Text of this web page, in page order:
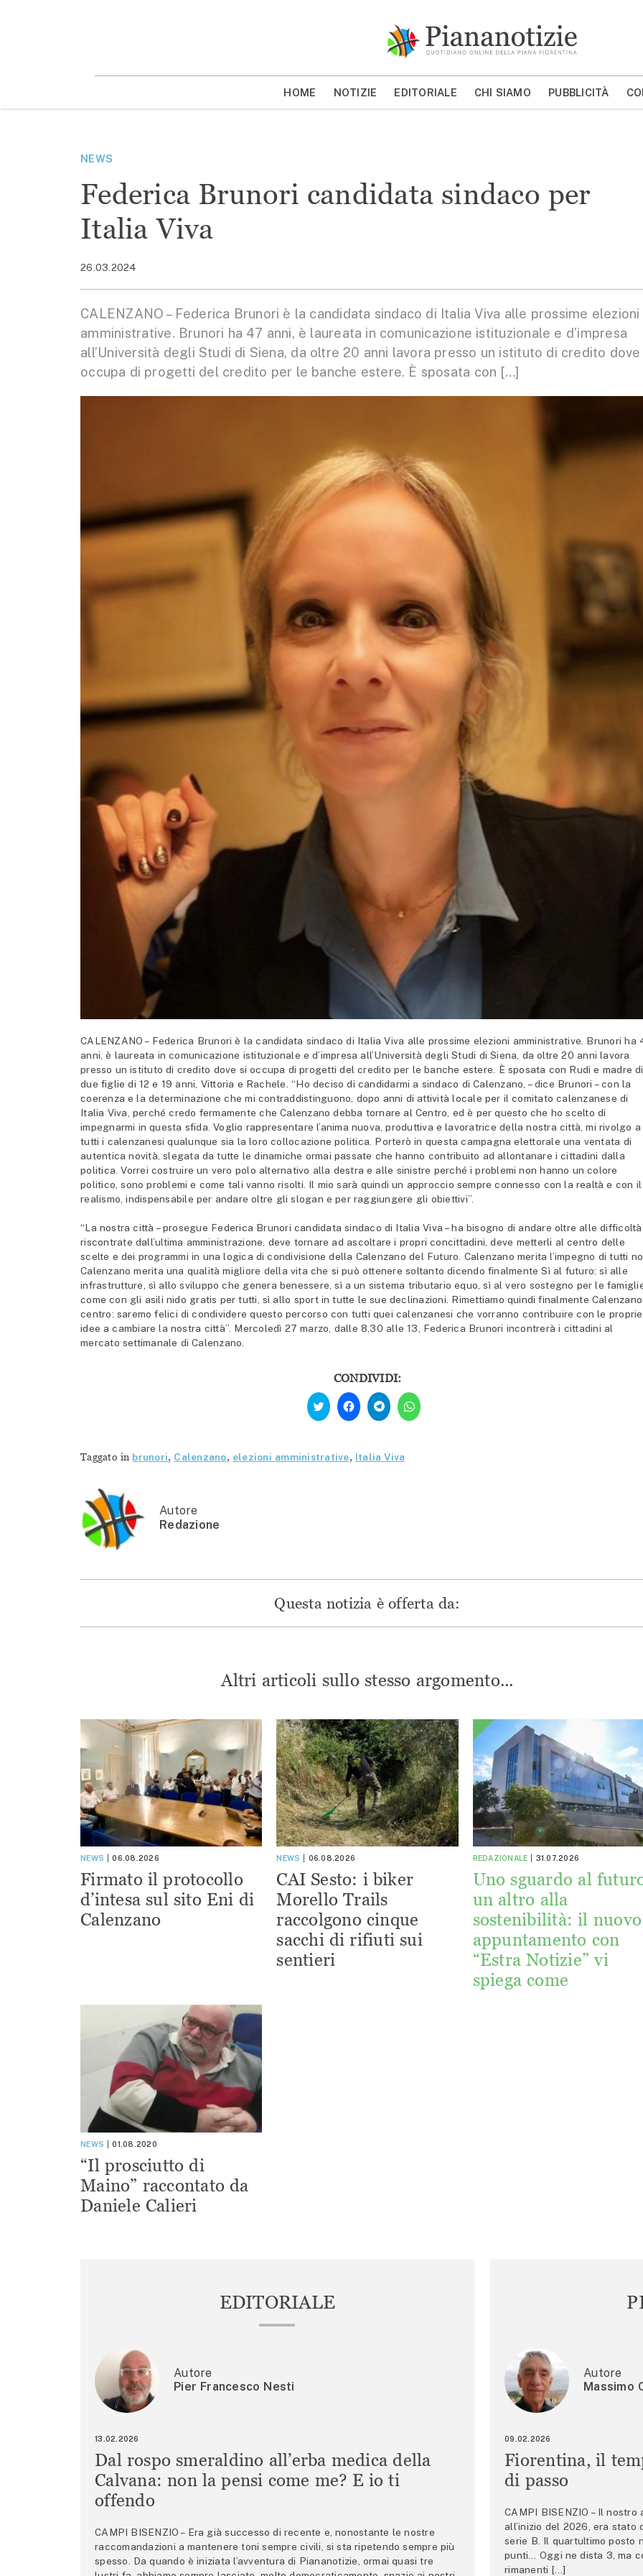
MOSTRA/NASCONDI CERCA
HOME NOTIZIE EDITORIALE CHI SIAMO PUBBLICITÀ
NEWS
Federica Brunori candidata sindaco per
Italia Viva
26.03.2024
CALENZANO – Federica Brunori è la candidata sindaco di Italia Viva alle prossime elezioni
amministrative. Brunori ha 47 anni, è laureata in comunicazione istituzionale e d’impresa
all’Università degli Studi di Siena, da oltre 20 anni lavora presso un istituto di credito dove
occupa di progetti del credito per le banche estere. È sposata con […]
CALENZANO – Federica Brunori è la candidata sindaco di Italia Viva alle prossime elezioni amministrative. Brunori ha
anni, è laureata in comunicazione istituzionale e d’impresa all’Università degli Studi di Siena, da oltre 20 anni lavora
presso un istituto di credito dove si occupa di progetti del credito per le banche estere. È sposata con Rudi e madre di
due figlie di 12 e 19 anni, Vittoria e Rachele. “Ho deciso di candidarmi a sindaco di Calenzano, – dice Brunori – con la
coerenza e la determinazione che mi contraddistinguono, dopo anni di attività locale per il comitato calenzanese di
Italia Viva, perché credo fermamente che Calenzano debba tornare al Centro, ed è per questo che ho scelto di
impegnarmi in questa sfida. Voglio rappresentare l’anima nuova, produttiva e lavoratrice della nostra città, mi rivolgo a
tutti i calenzanesi qualunque sia la loro collocazione politica. Porterò in questa campagna elettorale una ventata di
autentica novità, slegata da tutte le dinamiche ormai passate che hanno contribuito ad allontanare i cittadini dalla
politica. Vorrei costruire un vero polo alternativo alla destra e alle sinistre perché i problemi non hanno un colore
politico, sono problemi e come tali vanno risolti. Il mio sarà quindi un approccio sempre connesso con la realtà e con il
realismo, indispensabile per andare oltre gli slogan e per raggiungere gli obiettivi”.
“La nostra città – prosegue Federica Brunori candidata sindaco di Italia Viva – ha bisogno di andare oltre alle difficoltà
riscontrate dall’ultima amministrazione, deve tornare ad ascoltare i propri concittadini, deve metterli al centro delle
scelte e dei programmi in una logica di condivisione della Calenzano del Futuro. Calenzano merita l’impegno di tutti
Calenzano merita una qualità migliore della vita che si può ottenere soltanto dicendo finalmente Sì al futuro: sì alle
infrastrutture, sì allo sviluppo che genera benessere, sì a un sistema tributario equo, sì al vero sostegno per le
come con gli asili nido gratis per tutti, sì allo sport in tutte le sue declinazioni. Rimettiamo quindi finalmente
centro: saremo felici di condividere questo percorso con tutti quei calenzanesi che vorranno contribuire con le proprie
idee a cambiare la nostra città”. Mercoledì 27 marzo, dalle 8,30 alle 13, Federica Brunori incontrerà i cittadini al
mercato settimanale di Calenzano.
CONDIVIDI:
Fai
clic
qui
Twitter
(Si
Fai
clic
per
condividere
(Si
apre
Fai
clic
per
condividere
(Si
apre
Fai
clic
per
Taggato in brunori, Calenzano, elezioni amministrative, Italia Viva
Autore
Redazione
Questa notizia è offerta da:
Altri articoli sullo stesso argomento...
NEWS 06.08.2026
Firmato il protocollo
d’intesa sul sito Eni di
Calenzano
NEWS 06.08.2026
CAI Sesto: i biker
Morello Trails
raccolgono cinque
sacchi di rifiuti sui
sentieri
REDAZIONALE 31.07.2026
Uno sguardo al
un altro alla
sostenibilità: il nuovo
appuntamento con
“Estra Notizie” vi
spiega come
NEWS 01.08.2020
“Il prosciutto di
Maino” raccontato da
Daniele Calieri
EDITORIALE
Autore
Pier Francesco Nesti
13.02.2026
Dal rospo smeraldino all’erba medica della
Calvana: non la pensi come me? E io ti
offendo
CAMPI BISENZIO – Era già successo di recente e, nonostante le nostre
raccomandazioni a mantenere toni sempre civili, si sta ripetendo sempre più
spesso. Da quando è iniziata l’avventura di Piananotizie, ormai quasi tre
Autore
Massimo
09.02.2026
Fiorentina, il
di passo
CAMPI BISENZIO – Il
all’inizio del 2026, era stato
serie B. Il quartultimo posto
punti… Oggi ne dista 3, ma
rimanenti […]